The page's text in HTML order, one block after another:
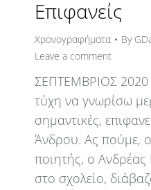
Επιφανείς
Χρονογραφήματα By
Leave a comment
ΣΕΠΤΕΜΒΡΙΟΣ 2020
τύχη να γνωρίσω
σημαντικές,
Άνδρου. Ας πούμε,
ποιητής, ο
στο σχολείο,